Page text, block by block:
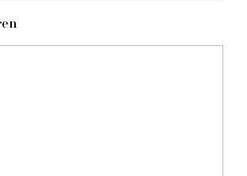
Handwas, niet geschikt voor de droger